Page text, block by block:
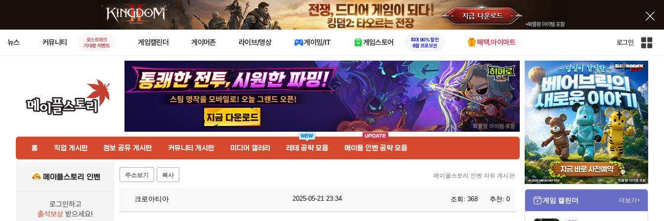
X
뉴스 커뮤니티
로스트아크
기대평 이벤트
게임캘린더 게이머존 라이브/영상 게이밍/IT 게임스토어
최대 90% 할인
8월 프로모션
혜택.아이마트 로그인
인
사
이
트
맵
홈 직업 게시판 정보 공유 게시판 커뮤니티 게시판 미디어 갤러리 레테 공략 모음 메이플 인벤 공략 모음
메이플스토리 인벤
로그인하고
출석보상 받으세요!
주소보기 복사 메이플스토리 인벤 자유 게시판
크로아티아 2025-05-21 23:34 조회: 368 추천: 0 게임 캘린더 더보기+